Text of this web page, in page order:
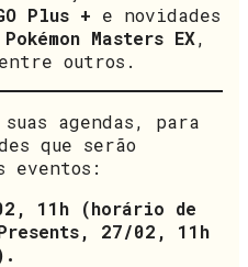
Plus + e novidades
Pokémon Masters EX,
outros.
agendas, para
que serão
eventos:
11h (horário de
Presents, 27/02, 11h